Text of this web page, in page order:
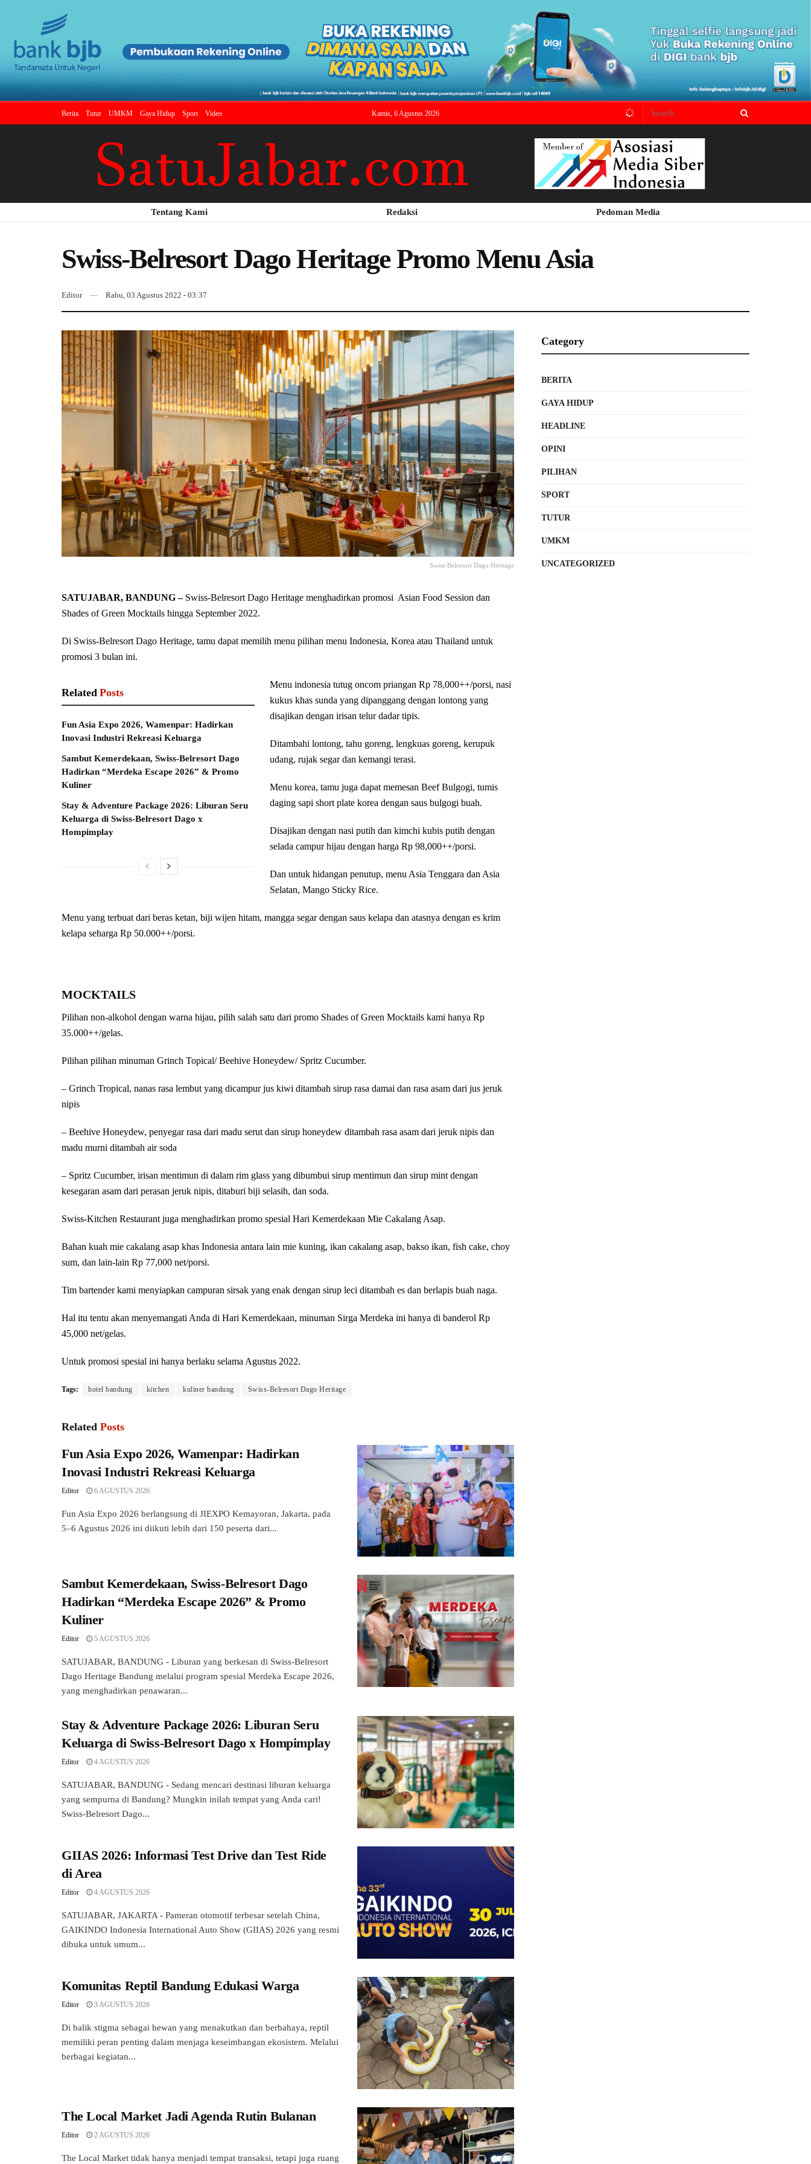
Berita Tutur UMKM Gaya Hidup Sport Video Kamis, 6 Agustus 2026
Tentang Kami Redaksi Pedoman Media
Swiss-Belresort Dago Heritage Promo Menu Asia
Editor Rabu, 03 Agustus 2022 - 03:37
Swiss-Belresort Dago Heritage
SATUJABAR, BANDUNG –Swiss-Belresort Dago Heritage menghadirkan promosi Asian Food Session dan
Shades of Green Mocktails hingga September 2022.
Di Swiss-Belresort Dago Heritage, tamu dapat memilih menu pilihan menu Indonesia, Korea atau Thailand untuk
promosi 3 bulan ini.
Related Posts
Fun Asia Expo 2026, Wamenpar: Hadirkan
Inovasi Industri Rekreasi Keluarga
Sambut Kemerdekaan, Swiss-Belresort Dago
Hadirkan “Merdeka Escape 2026” & Promo
Kuliner
Stay & Adventure Package 2026: Liburan Seru
Keluarga di Swiss-Belresort Dago x
Hompimplay
Menu indonesia tutug oncom priangan Rp 78,000++/porsi, nasi
kukus khas sunda yang dipanggang dengan lontong yang
disajikan dengan irisan telur dadar tipis.
Ditambahi lontong, tahu goreng, lengkuas goreng, kerupuk
udang, rujak segar dan kemangi terasi.
Menu korea, tamu juga dapat memesan Beef Bulgogi, tumis
daging sapi short plate korea dengan saus bulgogi buah.
Disajikan dengan nasi putih dan kimchi kubis putih dengan
selada campur hijau dengan harga Rp 98,000++/porsi.
Dan untuk hidangan penutup, menu Asia Tenggara dan Asia
Selatan, Mango Sticky Rice.
Menu yang terbuat dari beras ketan, biji wijen hitam, mangga segar dengan saus kelapa dan atasnya dengan es krim
kelapa seharga Rp 50.000++/porsi.
MOCKTAILS
Pilihan non-alkohol dengan warna hijau, pilih salah satu dari promo Shades of Green Mocktails kami hanya Rp
35.000++/gelas.
Pilihan pilihan minuman Grinch Topical/ Beehive Honeydew/ Spritz Cucumber.
– Grinch Tropical, nanas rasa lembut yang dicampur jus kiwi ditambah sirup rasa damai dan rasa asam dari jus jeruk
nipis
– Beehive Honeydew, penyegar rasa dari madu serut dan sirup honeydew ditambah rasa asam dari jeruk nipis dan
madu murni ditambah air soda
– Spritz Cucumber, irisan mentimun di dalam rim glass yang dibumbui sirup mentimun dan sirup mint dengan
kesegaran asam dari perasan jeruk nipis, ditaburi biji selasih, dan soda.
Swiss-Kitchen Restaurant juga menghadirkan promo spesial Hari Kemerdekaan Mie Cakalang Asap.
Bahan kuah mie cakalang asap khas Indonesia antara lain mie kuning, ikan cakalang asap, bakso ikan, fish cake, choy
sum, dan lain-lain Rp 77,000 net/porsi.
Tim bartender kami menyiapkan campuran sirsak yang enak dengan sirup leci ditambah es dan berlapis buah naga.
Hal itu tentu akan menyemangati Anda di Hari Kemerdekaan, minuman Sirga Merdeka ini hanya di banderol Rp
45,000 net/gelas.
Untuk promosi spesial ini hanya berlaku selama Agustus 2022.
Tags: hotel bandung kitchen kuliner bandung Swiss-Belresort Dago Heritage
Related Posts
Fun Asia Expo 2026, Wamenpar: Hadirkan
Inovasi Industri Rekreasi Keluarga
Editor 6 AGUSTUS 2026
Fun Asia Expo 2026 berlangsung di JIEXPO Kemayoran, Jakarta, pada
5–6 Agustus 2026 ini diikuti lebih dari 150 peserta dari...
Sambut Kemerdekaan, Swiss-Belresort Dago
Hadirkan “Merdeka Escape 2026” & Promo
Kuliner
Editor 5 AGUSTUS 2026
SATUJABAR, BANDUNG - Liburan yang berkesan di Swiss-Belresort
Dago Heritage Bandung melalui program spesial Merdeka Escape 2026,
yang menghadirkan penawaran...
Stay & Adventure Package 2026: Liburan Seru
Keluarga di Swiss-Belresort Dago x Hompimplay
Editor 4 AGUSTUS 2026
SATUJABAR, BANDUNG - Sedang mencari destinasi liburan keluarga
yang sempurna di Bandung? Mungkin inilah tempat yang Anda cari!
Swiss-Belresort Dago...
GIIAS 2026: Informasi Test Drive dan Test Ride
di Area
Editor 4 AGUSTUS 2026
SATUJABAR, JAKARTA - Pameran otomotif terbesar setelah China,
GAIKINDO Indonesia International Auto Show (GIIAS) 2026 yang resmi
dibuka untuk umum...
Komunitas Reptil Bandung Edukasi Warga
Editor 3 AGUSTUS 2026
Di balik stigma sebagai hewan yang menakutkan dan berbahaya, reptil
memiliki peran penting dalam menjaga keseimbangan ekosistem. Melalui
berbagai kegiatan...
The Local Market Jadi Agenda Rutin Bulanan
Editor 2 AGUSTUS 2026
The Local Market tidak hanya menjadi tempat transaksi, tetapi juga ruang
Category
BERITA
GAYA HIDUP
HEADLINE
OPINI
PILIHAN
SPORT
TUTUR
UMKM
UNCATEGORIZED